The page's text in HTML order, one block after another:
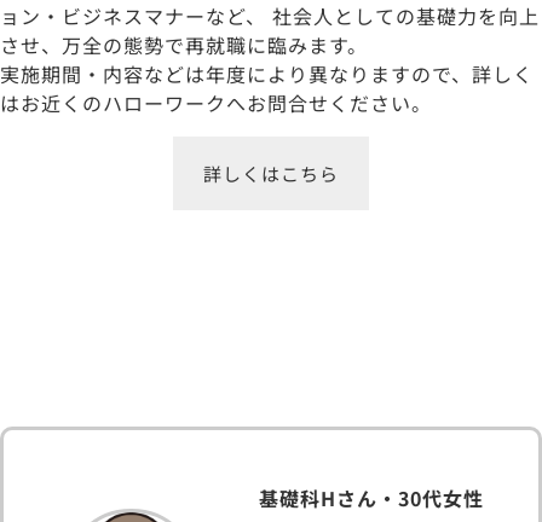
ョン・ビジネスマナーなど、 社会人としての基礎力を向上
させ、万全の態勢で再就職に臨みます。
実施期間・内容などは年度により異なりますので、詳しく
はお近くのハローワークへお問合せください。
詳しくはこちら
基礎科Hさん・30代女性